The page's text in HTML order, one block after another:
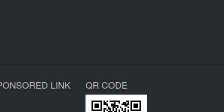
LINK QR CODE